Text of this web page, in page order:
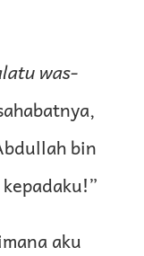
was-
bin
aku